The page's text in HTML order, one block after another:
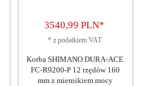
3540,99 PLN*
* z podatkiem VAT
Korba SHIMANO DURA-ACE
FC-R9200-P 12 rzędów 160
mm z miernikiem mocy